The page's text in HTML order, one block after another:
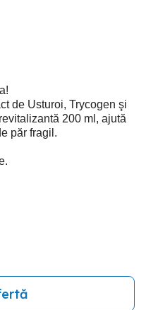
de Usturoi, Trycogen şi
200 ml, ajută
păr fragil.